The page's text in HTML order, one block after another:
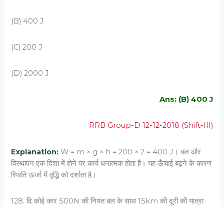
(B) 400 J
(C) 200 J
(D) 2000 J
Ans: (B) 400 J
RRB Group-D 12-12-2018 (Shift-III)
Explanation:W = m × g × h = 200 × 2 = 400 J। बल और
विस्थापन एक दिशा में होने पर कार्य धनात्मक होता है। यह ऊँचाई बढ़ने के कारण
स्थिति ऊर्जा में वृद्धि को दर्शाता है।
128. दि कोई कार 500N की नियत बल के साथ 15km की दूरी की यात्रा